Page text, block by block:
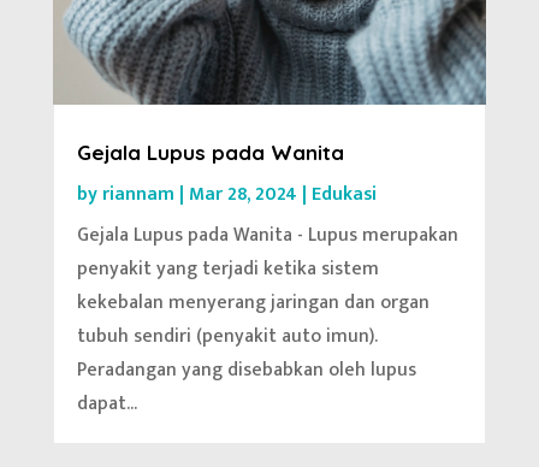
Gejala Lupus pada Wanita
byriannam | Mar 28, 2024 | Edukasi
Gejala Lupus pada Wanita - Lupus merupakan
penyakit yang terjadi ketika sistem
kekebalan menyerang jaringan dan organ
tubuh sendiri (penyakit auto imun).
Peradangan yang disebabkan oleh lupus
dapat...